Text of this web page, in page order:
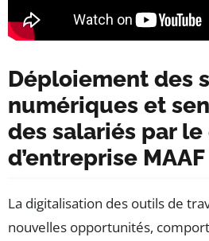
Déploiement des
numériques et
des salariés par
d’entreprise MAAF
La digitalisation des outils de
nouvelles opportunités,